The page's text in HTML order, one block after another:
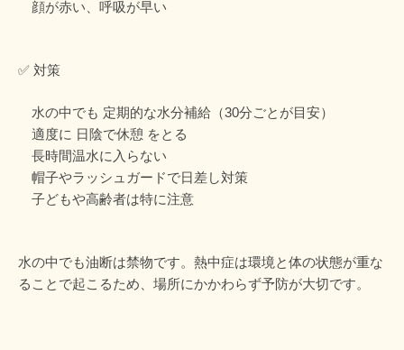
顔が赤い、呼吸が早い
✅ 対策
水の中でも 定期的な水分補給（30分ごとが目安）
適度に 日陰で休憩 をとる
長時間温水に入らない
帽子やラッシュガードで日差し対策
子どもや高齢者は特に注意
水の中でも油断は禁物です。熱中症は環境と体の状態が重な
ることで起こるため、場所にかかわらず予防が大切です。